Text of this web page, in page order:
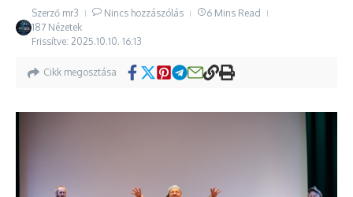
Szerző mr3 Nincs hozzászólás
6 Mins Read
187 Nézetek
Frissítve: 2025.10.10. 16:13
Cikk megosztása